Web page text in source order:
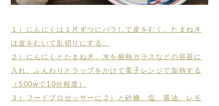
１）にんにくは１片ずつにバラして皮をむく。たまねぎ
は皮をむいて乱切りにする。
２）にんにくとたまねぎ、水を耐熱ガラスなどの容器に
入れ、ふんわりとラップをかけて電子レンジで加熱する
（500wで10分程度）
３）フードプロセッサーに２）と砂糖、塩、醤油、レモ